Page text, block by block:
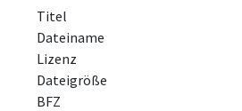
Titel
Dateiname
Lizenz
Dateigröße
BFZ